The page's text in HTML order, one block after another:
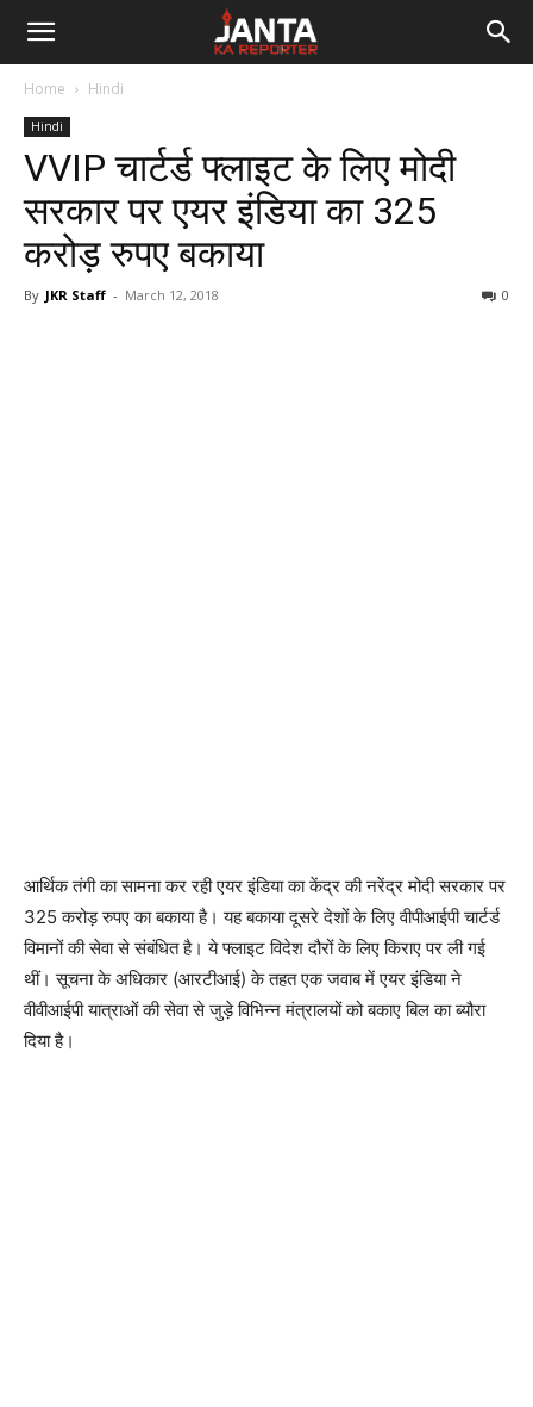
Janta
Reporter
Home Hindi
Hindi
VVIP चार्टर्ड फ्लाइट के लिए मोदी
सरकार पर एयर इंडिया का 325
करोड़ रुपए बकाया
By JKR Staff - March 12, 2018 0
आर्थिक तंगी का सामना कर रही एयर इंडिया का केंद्र की नरेंद्र मोदी सरकार पर
325 करोड़ रुपए का बकाया है। यह बकाया दूसरे देशों के लिए वीपीआईपी चार्टर्ड
विमानों की सेवा से संबंधित है। ये फ्लाइट विदेश दौरों के लिए किराए पर ली गई
थीं। सूचना के अधिकार (आरटीआई) के तहत एक जवाब में एयर इंडिया ने
वीवीआईपी यात्राओं की सेवा से जुड़े विभिन्न मंत्रालयों को बकाए बिल का ब्यौरा
दिया है।